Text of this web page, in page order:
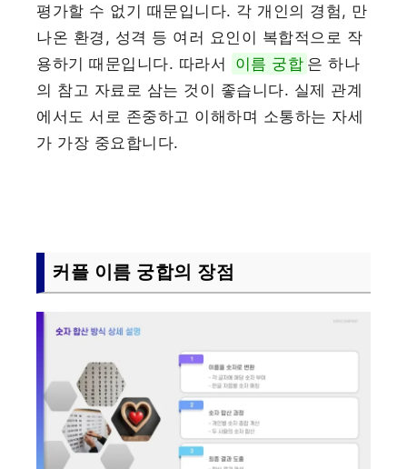
평가할 수 없기 때문입니다. 각 개인의 경험, 만
나온 환경, 성격 등 여러 요인이 복합적으로 작
용하기 때문입니다. 따라서
이름 궁합 은 하나
의 참고 자료로 삼는 것이 좋습니다. 실제 관계
에서도 서로 존중하고 이해하며 소통하는 자세
가 가장 중요합니다.
커플 이름 궁합의 장점